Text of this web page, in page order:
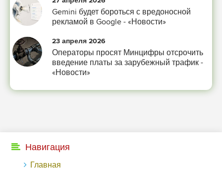
-- Лучшее, что можно сделать с хорошим советом, это пропустить его мимо
ушей. Он никогда не бывает полезен никому, кроме того, кто его дал.
-- Люблю давать советы и очень не люблю, когда их дают мне.
Gemini будет бороться с вредоносной
рекламой в Google - «Новости»
23 апреля 2026
Операторы просят Минцифры отсрочить
введение платы за зарубежный трафик -
«Новости»
Навигация
Главная